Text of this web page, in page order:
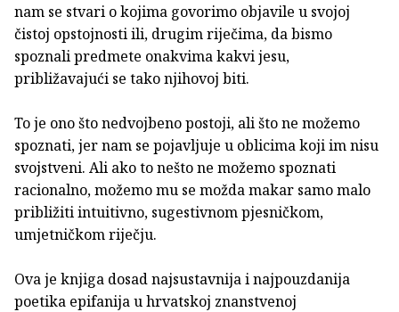
nam se stvari o kojima govorimo objavile u svojoj
čistoj opstojnosti ili, drugim riječima, da bismo
spoznali predmete onakvima kakvi jesu,
približavajući se tako njihovoj biti.
To je ono što nedvojbeno postoji, ali što ne možemo
spoznati, jer nam se pojavljuje u oblicima koji im nisu
svojstveni. Ali ako to nešto ne možemo spoznati
racionalno, možemo mu se možda makar samo malo
približiti intuitivno, sugestivnom pjesničkom,
umjetničkom riječju.
Ova je knjiga dosad najsustavnija i najpouzdanija
poetika epifanija u hrvatskoj znanstvenoj